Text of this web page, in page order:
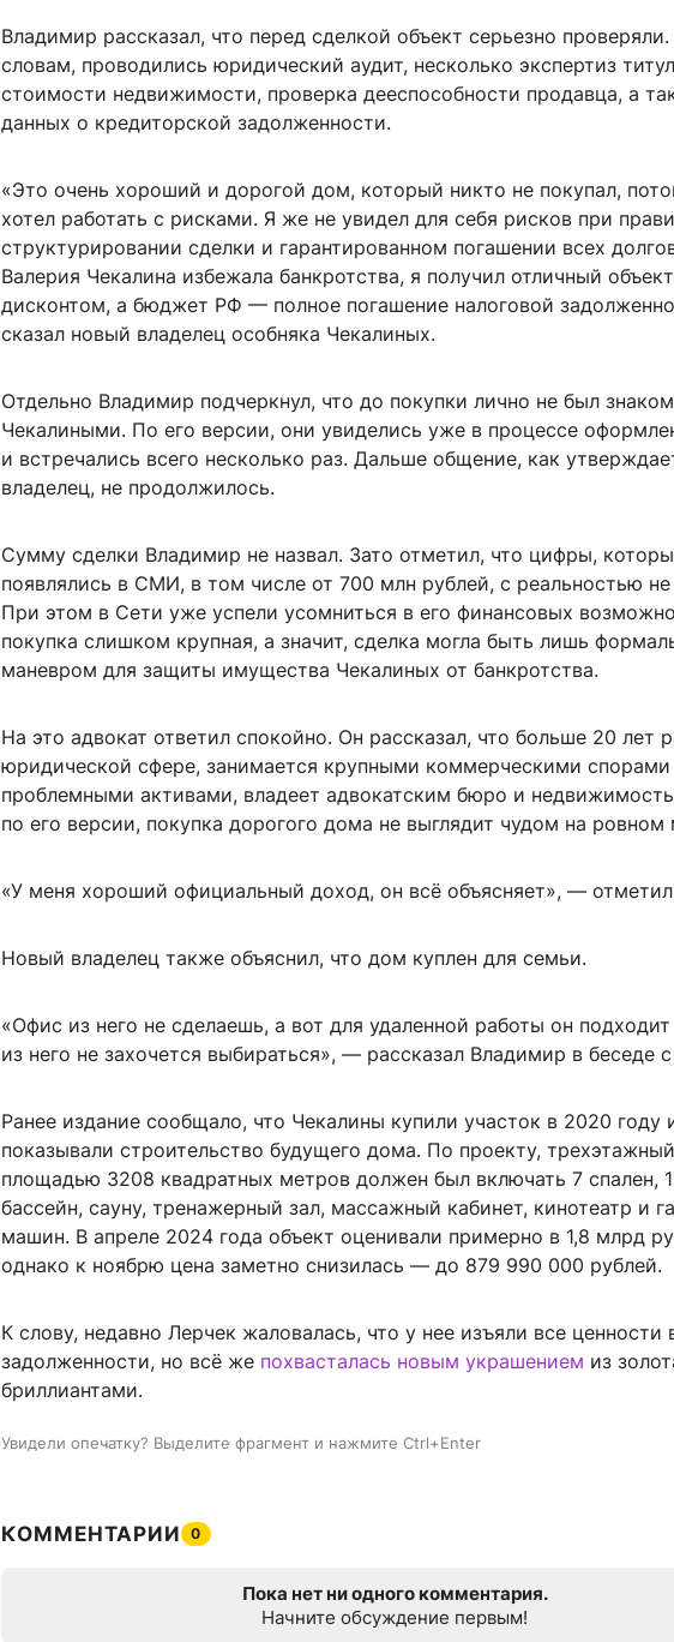
Владимир рассказал, что перед сделкой объект серьезно
словам, проводились юридический аудит, несколько экспертиз
стоимости недвижимости, проверка дееспособности продавца, а
данных о кредиторской задолженности.
«Это очень хороший и дорогой дом, который никто не покупал,
хотел работать с рисками. Я же не увидел для себя рисков при
структурировании сделки и гарантированном погашении всех
Валерия Чекалина избежала банкротства, я получил отличный
дисконтом, а бюджет РФ — полное погашение налоговой
сказал новый владелец особняка Чекалиных.
Отдельно Владимир подчеркнул, что до покупки лично не был
Чекалиными. По его версии, они увиделись уже в процессе
и встречались всего несколько раз. Дальше общение, как
владелец, не продолжилось.
Сумму сделки Владимир не назвал. Зато отметил, что цифры,
появлялись в СМИ, в том числе от 700 млн рублей, с реальностью не
При этом в Сети уже успели усомниться в его финансовых
покупка слишком крупная, а значит, сделка могла быть лишь
маневром для защиты имущества Чекалиных от банкротства.
На это адвокат ответил спокойно. Он рассказал, что больше 20 лет
юридической сфере, занимается крупными коммерческими спорами
проблемными активами, владеет адвокатским бюро и
по его версии, покупка дорогого дома не выглядит чудом на ровном
«У меня хороший официальный доход, он всё объясняет», —
Новый владелец также объяснил, что дом куплен для семьи.
«Офис из него не сделаешь, а вот для удаленной работы он
из него не захочется выбираться», — рассказал Владимир в беседе с
Ранее издание сообщало, что Чекалины купили участок в 2020 году
показывали строительство будущего дома. По проекту,
площадью 3208 квадратных метров должен был включать 7 спален,
бассейн, сауну, тренажерный зал, массажный кабинет, кинотеатр и
машин. В апреле 2024 года объект оценивали примерно в 1,8 млрд
однако к ноябрю цена заметно снизилась — до 879 990 000 рублей.
К слову, недавно Лерчек жаловалась, что у нее изъяли все ценности
задолженности, но всё же похвасталась новым украшением из
бриллиантами.
Увидели опечатку? Выделите фрагмент и нажмите Ctrl+Enter
КОММЕНТАРИИ 0
Пока нет ни одного комментария.
Начните обсуждение первым!